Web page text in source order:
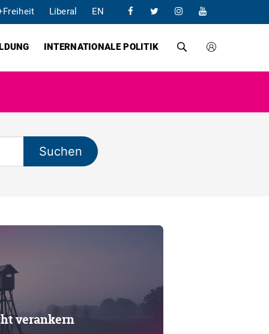
Liberal EN
INTERNATIONALE POLITIK
verankern